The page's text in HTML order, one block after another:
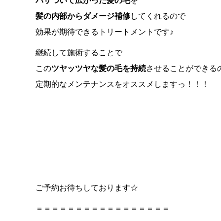
髪の内部からダメージ補修してくれるので
効果が期待できるトリートメントです♪
継続して施術することで
このツヤッツヤな髪の毛を持続させることができる
定期的なメンテナンスをオススメしますっ！！！
ご予約お待ちしております☆
＝＝＝＝＝＝＝＝＝＝＝＝＝＝＝＝＝